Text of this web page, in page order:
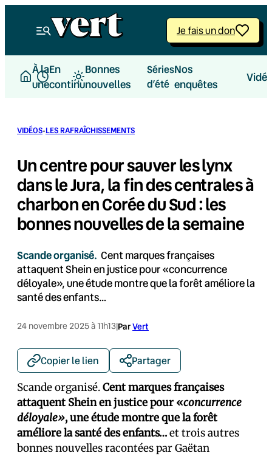
Je fais un don
À la
une
En
continu
Bonnes
nouvelles
Séries
d’été
Nos
enquêtes
VIDÉOS·LES RAFRAÎCHISSEMENTS
Un centre pour sauver les lynx
dans le Jura, la fin des centrales à
charbon en Corée du Sud : les
bonnes nouvelles de la semaine
Scande organisé. Cent marques françaises
attaquent Shein en justice pour «concurrence
déloyale», une étude montre que la forêt améliore la
santé des enfants…
24 novembre 2025 à 11h13|ParVert
Copier le lien Partager
Scande organisé.Cent marques françaises
attaquent Shein en justice pour «concurrence
déloyale», une étude montre que la forêt
améliore la santé des enfants…et trois autres
bonnes nouvelles racontées par Gaëtan